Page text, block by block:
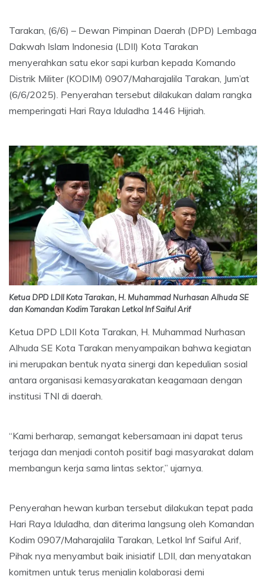
Tarakan, (6/6) – Dewan Pimpinan Daerah (DPD) Lembaga
Dakwah Islam Indonesia (LDII) Kota Tarakan
menyerahkan satu ekor sapi kurban kepada Komando
Distrik Militer (KODIM) 0907/Maharajalila Tarakan, Jum’at
(6/6/2025). Penyerahan tersebut dilakukan dalam rangka
memperingati Hari Raya Iduladha 1446 Hijriah.
Ketua DPD LDII Kota Tarakan, H. Muhammad Nurhasan Alhuda SE
dan Komandan Kodim Tarakan Letkol Inf Saiful Arif
Ketua DPD LDII Kota Tarakan, H. Muhammad Nurhasan
Alhuda SE Kota Tarakan menyampaikan bahwa kegiatan
ini merupakan bentuk nyata sinergi dan kepedulian sosial
antara organisasi kemasyarakatan keagamaan dengan
institusi TNI di daerah.
“Kami berharap, semangat kebersamaan ini dapat terus
terjaga dan menjadi contoh positif bagi masyarakat dalam
membangun kerja sama lintas sektor,” ujarnya.
Penyerahan hewan kurban tersebut dilakukan tepat pada
Hari Raya Iduladha, dan diterima langsung oleh Komandan
Kodim 0907/Maharajalila Tarakan, Letkol Inf Saiful Arif,
Pihak nya menyambut baik inisiatif LDII, dan menyatakan
komitmen untuk terus menjalin kolaborasi demi